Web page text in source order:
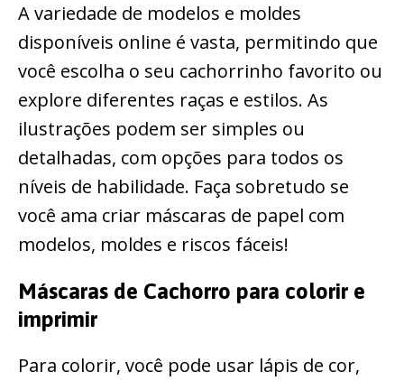
A variedade de modelos e moldes
disponíveis online é vasta, permitindo que
você escolha o seu cachorrinho favorito ou
explore diferentes raças e estilos. As
ilustrações podem ser simples ou
detalhadas, com opções para todos os
níveis de habilidade. Faça sobretudo se
você ama criar máscaras de papel com
modelos, moldes e riscos fáceis!
Máscaras de Cachorro para colorir e
imprimir
Para colorir, você pode usar lápis de cor,